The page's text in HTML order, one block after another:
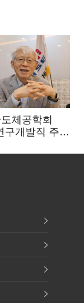
체공학회
구개발직 주
해야”